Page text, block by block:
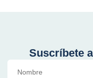
Suscríbete